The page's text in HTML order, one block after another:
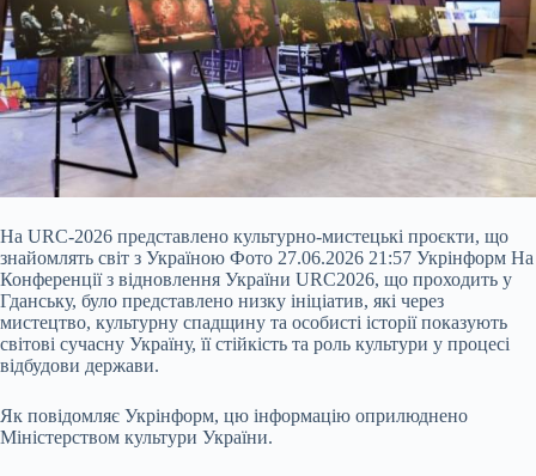
На URC-2026 представлено культурно-мистецькі проєкти, що
знайомлять світ з Україною Фото 27.06.2026 21:57 Укрінформ На
Конференції з відновлення України URC2026, що проходить у
Гданську, було представлено низку ініціатив, які через
мистецтво, культурну спадщину та особисті історії показують
світові сучасну Україну, її стійкість та роль культури у процесі
відбудови держави.
Як повідомляє Укрінформ, цю інформацію оприлюднено
Міністерством культури України.